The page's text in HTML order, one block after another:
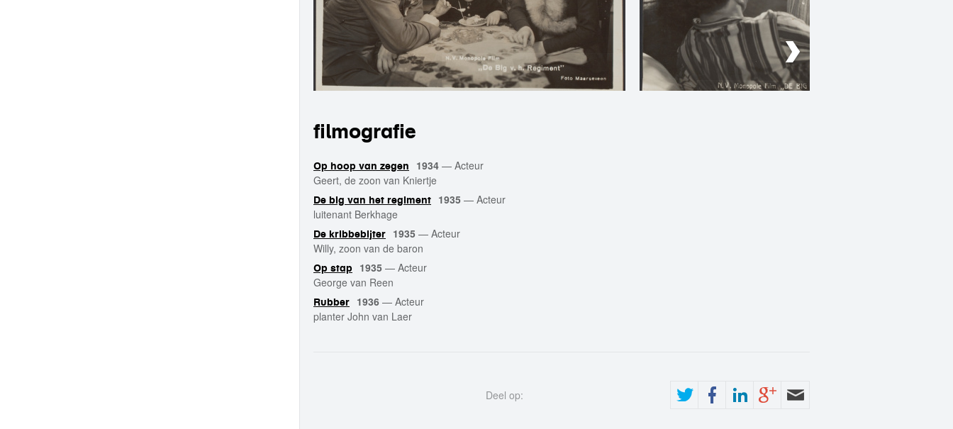
filmografie
Op hoop van zegen 1934 — Acteur
Geert, de zoon van Kniertje
De big van het regiment 1935 — Acteur
luitenant Berkhage
De kribbebijter 1935 — Acteur
Willy, zoon van de baron
Op stap 1935 — Acteur
George van Reen
Rubber 1936 — Acteur
planter John van Laer
Deel op: